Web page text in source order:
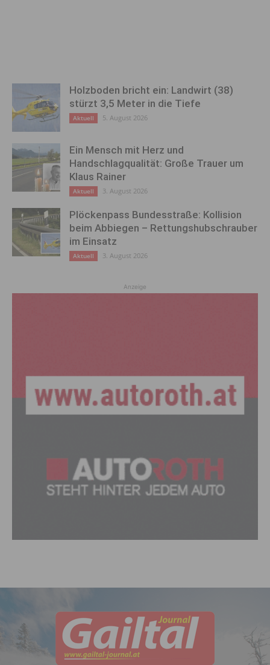
Holzboden bricht ein: Landwirt (38)
stürzt 3,5 Meter in die Tiefe
Aktuell 5. August 2026
Ein Mensch mit Herz und
Handschlagqualität: Große Trauer um
Klaus Rainer
Aktuell 3. August 2026
Plöckenpass Bundesstraße: Kollision
beim Abbiegen – Rettungshubschrauber
im Einsatz
Aktuell 3. August 2026
Anzeige